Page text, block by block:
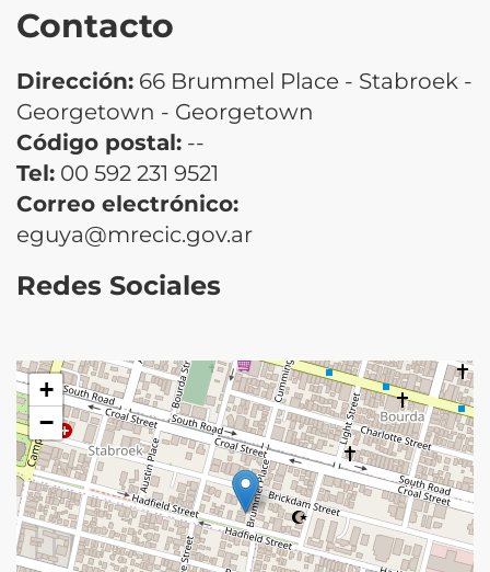
Contacto
Dirección: 66 Brummel Place - Stabroek -
Georgetown - Georgetown
Código postal: --
Tel: 00 592 231 9521
Correo electrónico:
eguya@mrecic.gov.ar
Redes Sociales
+
−